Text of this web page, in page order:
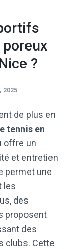
?
2025
de plus en
tennis en
offre un
et entretien
permet une
les
des
proposent
des
clubs. Cette